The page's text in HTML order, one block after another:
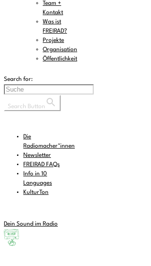
Team +
Kontakt
Was ist
FREIRAD?
Projekte
Organisation
Öffentlichkeit
Search for:
Search Button
Die
Radiomacher*innen
Newsletter
FREIRAD FAQs
Info in 10
Languages
KulturTon
Dein Sound im Radio